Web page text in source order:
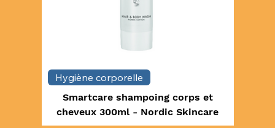
Hygiène corporelle
Smartcare shampoing corps et
cheveux 300ml - Nordic Skincare